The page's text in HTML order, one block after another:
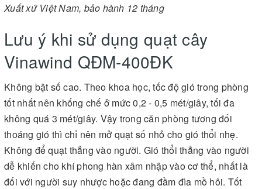
Xuất xứ Việt Nam, bảo hành 12 tháng
Lưu ý khi sử dụng quạt cây
Vinawind QĐM-400ĐK
Không bật số cao. Theo khoa học, tốc độ gió trong phòng
tốt nhất nên khống chế ở mức 0,2 - 0,5 mét/giây, tối đa
không quá 3 mét/giây. Vậy trong căn phòng tương đối
thoáng gió thì chỉ nên mở quạt số nhỏ cho gió thổi nhẹ.
Không để quạt thẳng vào người. Gió thổi thẳng vào người
dễ khiến cho khí phong hàn xâm nhập vào cơ thể, nhất là
đối với người suy nhược hoặc đang đầm đìa mồ hôi. Tốt